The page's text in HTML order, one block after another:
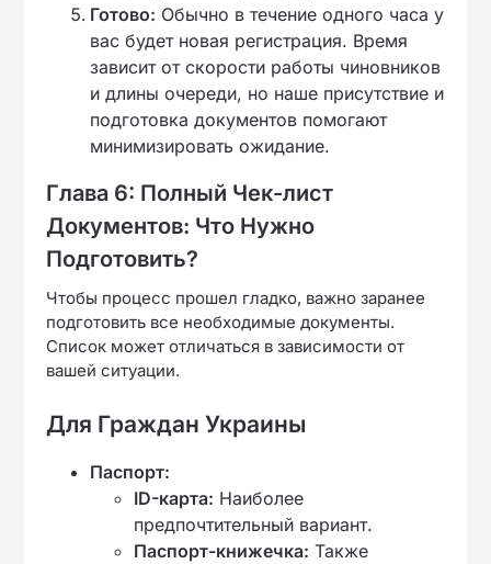
Готово: Обычно в течение одного часа у
вас будет новая регистрация. Время
зависит от скорости работы чиновников
и длины очереди, но наше присутствие и
подготовка документов помогают
минимизировать ожидание.
Глава 6: Полный Чек-лист
Документов: Что Нужно
Подготовить?
Чтобы процесс прошел гладко, важно заранее
подготовить все необходимые документы.
Список может отличаться в зависимости от
вашей ситуации.
Для Граждан Украины
Паспорт:
ID-карта: Наиболее
предпочтительный вариант.
Паспорт-книжечка: Также